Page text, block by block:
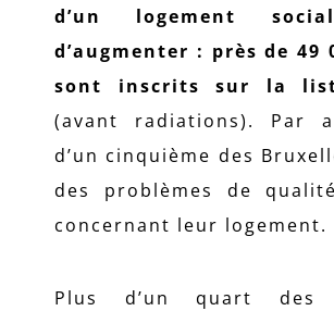
d’un logement
d’augmenter : près de 49
sont inscrits sur la
(avant radiations). Par
d’un cinquième des
des problèmes de
concernant leur logement.
Plus d’un quart des